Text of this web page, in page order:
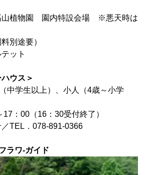
山植物園 園内特設会場 ※悪天時は
別途要）
ット
ウス＞
中学生以上）、小人（4歳～小学
：00（16：30受付終了）
TEL．078-891-0366
ラワ-ガイド